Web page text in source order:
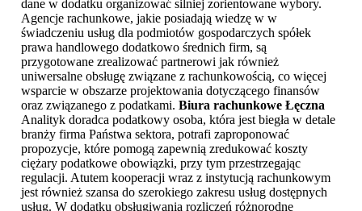
dane w dodatku organizować silniej zorientowane wybory.
Agencje rachunkowe, jakie posiadają wiedzę w w
świadczeniu usług dla podmiotów gospodarczych spółek
prawa handlowego dodatkowo średnich firm, są
przygotowane zrealizować partnerowi jak również
uniwersalne obsługę związane z rachunkowością, co więcej
wsparcie w obszarze projektowania dotyczącego finansów
oraz związanego z podatkami. Biura rachunkowe Łęczna
Analityk doradca podatkowy osoba, która jest biegła w detale
branży firma Państwa sektora, potrafi zaproponować
propozycje, które pomogą zapewnią zredukować koszty
ciężary podatkowe obowiązki, przy tym przestrzegając
regulacji. Atutem kooperacji wraz z instytucją rachunkowym
jest również szansa do szerokiego zakresu usług dostępnych
usług. W dodatku obsługiwania rozliczeń różnorodne